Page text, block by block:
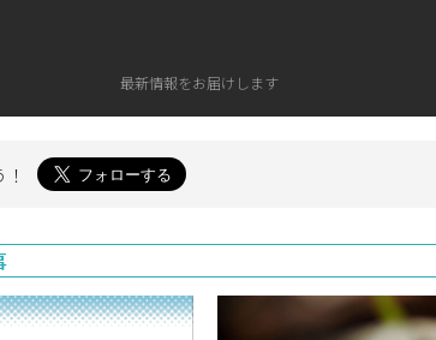
最新情報をお届けします